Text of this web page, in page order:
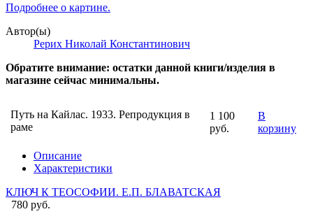
Подробнее о картине.
Автор(ы)
Рерих Николай Константинович
Обратите внимание: остатки данной книги/изделия в
магазине сейчас минимальны.
Путь на Кайлас. 1933. Репродукция в
раме
1 100
руб.
В
корзину
Описание
Характеристики
КЛЮЧ К ТЕОСОФИИ. Е.П. БЛАВАТСКАЯ
780 руб.